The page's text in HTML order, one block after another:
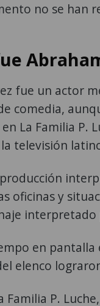
no se han
fue un actor
comedia,
La Familia P.
televisión
oficinas y
interpretado
en pantalla
elenco
Familia P.